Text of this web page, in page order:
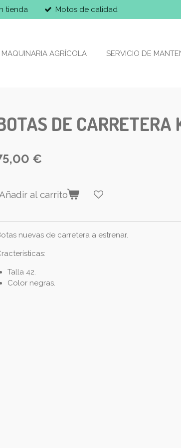
tienda Motos de calidad
MAQUINARIA AGRÍCOLA
SERVICIO DE
DE CARRETERA
€
al carrito
nuevas de carretera a estrenar.
Talla 42.
Color negras.